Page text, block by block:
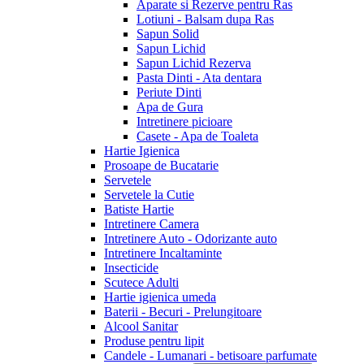
Aparate si Rezerve pentru Ras
Lotiuni - Balsam dupa Ras
Sapun Solid
Sapun Lichid
Sapun Lichid Rezerva
Pasta Dinti - Ata dentara
Periute Dinti
Apa de Gura
Intretinere picioare
Casete - Apa de Toaleta
Hartie Igienica
Prosoape de Bucatarie
Servetele
Servetele la Cutie
Batiste Hartie
Intretinere Camera
Intretinere Auto - Odorizante auto
Intretinere Incaltaminte
Insecticide
Scutece Adulti
Hartie igienica umeda
Baterii - Becuri - Prelungitoare
Alcool Sanitar
Produse pentru lipit
Candele - Lumanari - betisoare parfumate